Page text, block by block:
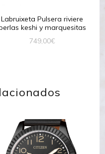
Labruixeta Pulsera riviere
keshi y marquesitas
749,00€